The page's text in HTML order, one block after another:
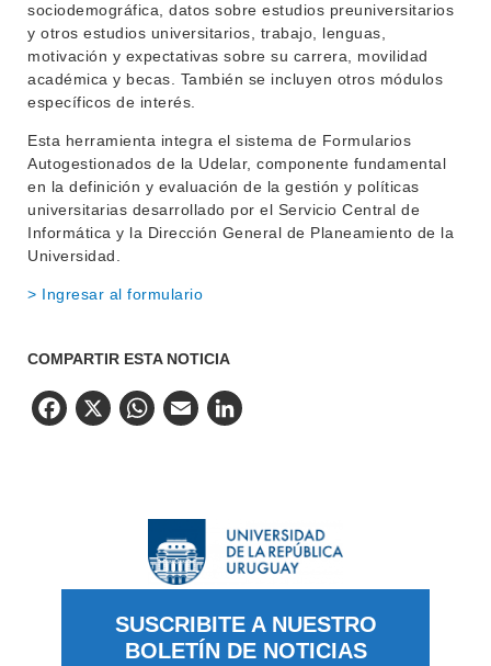
sociodemográfica, datos sobre estudios preuniversitarios
y otros estudios universitarios, trabajo, lenguas,
motivación y expectativas sobre su carrera, movilidad
académica y becas. También se incluyen otros módulos
específicos de interés.
Esta herramienta integra el sistema de Formularios
Autogestionados de la Udelar, componente fundamental
en la definición y evaluación de la gestión y políticas
universitarias desarrollado por el Servicio Central de
Informática y la Dirección General de Planeamiento de la
Universidad.
> Ingresar al formulario
COMPARTIR ESTA NOTICIA
Facebook
X WhatsApp
Email
SUSCRIBITE A NUESTRO
BOLETÍN DE NOTICIAS